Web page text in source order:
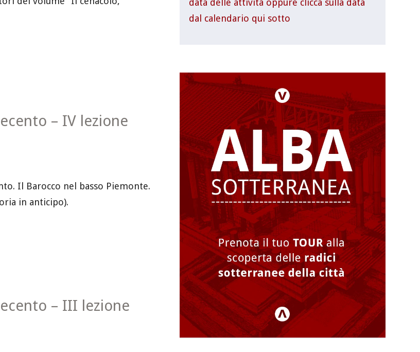
– IV lezione
Il Barocco nel basso Piemonte.
in anticipo).
– III lezione
data delle attività oppure clicca sulla data
dal calendario qui sotto